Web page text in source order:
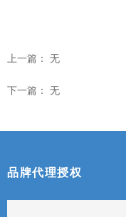
上一篇： 无
下一篇： 无
品牌代理授权